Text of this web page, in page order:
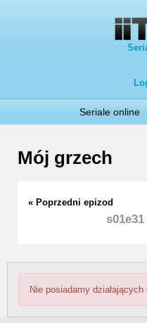
Seriale online
Mój grzech
« Poprzedni epizod
s01e31
Nie posiadamy